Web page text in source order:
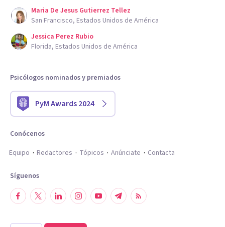
Maria De Jesus Gutierrez Tellez
San Francisco, Estados Unidos de América
Jessica Perez Rubio
Florida, Estados Unidos de América
Psicólogos nominados y premiados
PyM Awards 2024
Conócenos
Equipo
Redactores Tópicos Anúnciate Contacta
Síguenos